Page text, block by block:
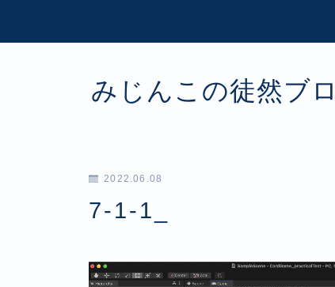
みじんこの徒然ブ
2022.06.08
7-1-1_